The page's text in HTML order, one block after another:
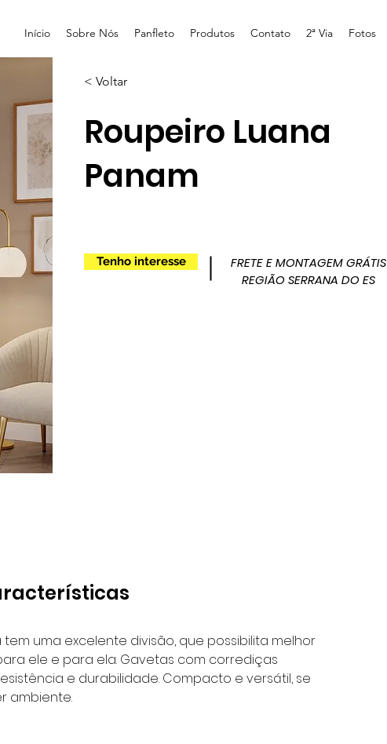
Início Sobre Nós Panfleto Produtos Contato 2ª Via Fotos
< Voltar
Roupeiro Luana
Panam
Tenho interesse
FRETE E MONTAGEM GRÁTIS
REGIÃO SERRANA DO ES
uma excelente divisão, que possibilita melhor
ele e para ela. Gavetas com corrediças
e durabilidade. Compacto e versátil, se
ambiente.